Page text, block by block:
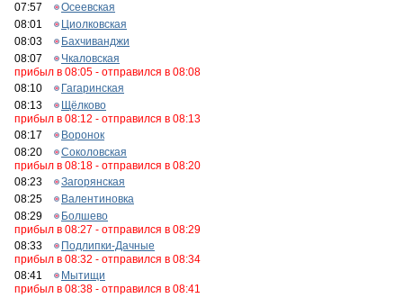
07:57
Осеевская
08:01
Циолковская
08:03
Бахчиванджи
08:07
Чкаловская
прибыл в 08:05 - отправился в 08:08
08:10
Гагаринская
08:13
Щёлково
прибыл в 08:12 - отправился в 08:13
08:17
Воронок
08:20
Соколовская
прибыл в 08:18 - отправился в 08:20
08:23
Загорянская
08:25
Валентиновка
08:29
Болшево
прибыл в 08:27 - отправился в 08:29
08:33
Подлипки-Дачные
прибыл в 08:32 - отправился в 08:34
08:41
Мытищи
прибыл в 08:38 - отправился в 08:41